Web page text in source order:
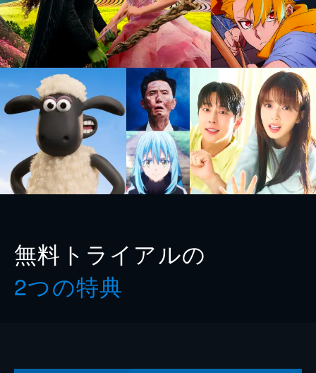
無料トライアルの
2つの特典